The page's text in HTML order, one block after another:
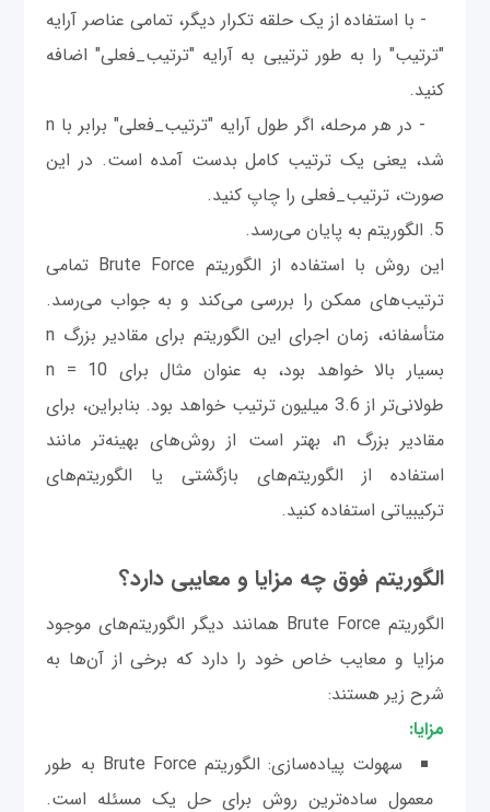
- با استفاده از یک حلقه تکرار دیگر، تمامی عناصر آرایه
"ترتیب" را به طور ترتیبی به آرایه "ترتیب_فعلی" اضافه
کنید.
- در هر مرحله، اگر طول آرایه "ترتیب_فعلی" برابر با n
شد، یعنی یک ترتیب کامل بدست آمده است. در این
صورت، ترتیب_فعلی را چاپ کنید.
5. الگوریتم به پایان می‌رسد.
این روش با استفاده از الگوریتم Brute Force تمامی
ترتیب‌های ممکن را بررسی می‌کند و به جواب می‌رسد.
متأسفانه، زمان اجرای این الگوریتم برای مقادیر بزرگ n
بسیار بالا خواهد بود، به عنوان مثال برای n = 10
طولانی‌تر از 3.6 میلیون ترتیب خواهد بود. بنابراین، برای
مقادیر بزرگ n، بهتر است از روش‌های بهینه‌تر مانند
استفاده از الگوریتم‌های بازگشتی یا الگوریتم‌های
ترکیبیاتی استفاده کنید.
الگوریتم فوق چه مزایا و معایبی دارد؟
الگوریتم Brute Force همانند دیگر الگوریتم‌های موجود
مزایا و معایب خاص خود را دارد که برخی از آن‌ها به
شرح زیر هستند:
مزایا:
سهولت پیاده‌سازی: الگوریتم Brute Force به طور
معمول ساده‌ترین روش برای حل یک مسئله است.